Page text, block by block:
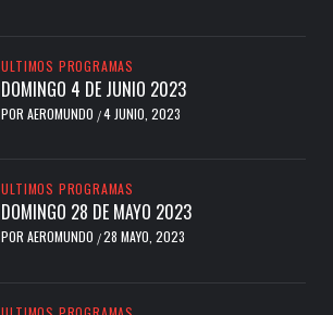
ULTIMOS PROGRAMAS
DOMINGO 4 DE JUNIO 2023
POR AEROMUNDO /4 JUNIO, 2023
ULTIMOS PROGRAMAS
DOMINGO 28 DE MAYO 2023
POR AEROMUNDO /28 MAYO, 2023